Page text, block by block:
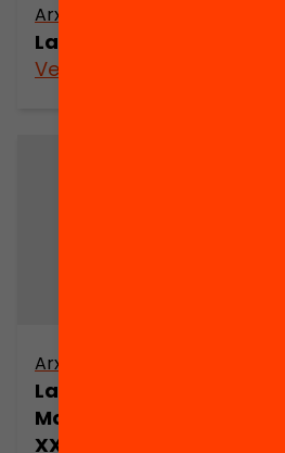
Arxiu
La democràcia radical
Veure’n més
Arxiu
La xarxa crítica global a
Mobilització social al
XXI